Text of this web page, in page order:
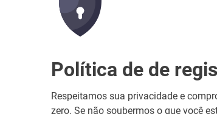
Política de de
Respeitamos sua privacidade e
zero. Se não soubermos o que você